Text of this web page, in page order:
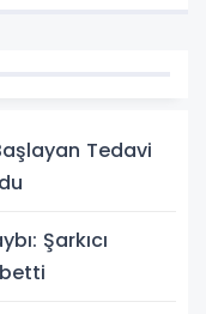
Tedavi
Şarkıcı